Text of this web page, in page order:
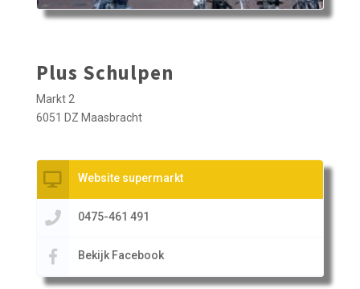
Plus Schulpen
Markt 2
6051 DZ Maasbracht
Website supermarkt
0475-461 491
Bekijk Facebook